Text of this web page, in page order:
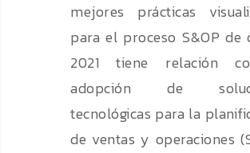
mejores prácticas
para el proceso S&OP de
2021 tiene relación
adopción de
tecnológicas para la
de ventas y operaciones